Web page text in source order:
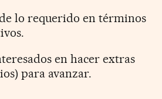
lo requerido en términos
en hacer extras
para avanzar.